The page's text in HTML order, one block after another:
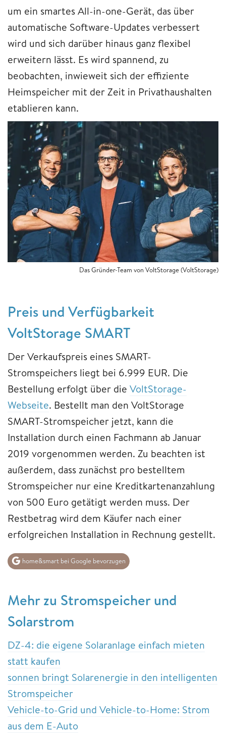
um ein smartes All-in-one-Gerät, das über
automatische Software-Updates verbessert
wird und sich darüber hinaus ganz flexibel
erweitern lässt. Es wird spannend, zu
beobachten, inwieweit sich der effiziente
Heimspeicher mit der Zeit in Privathaushalten
etablieren kann.
Das Gründer-Team von VoltStorage (VoltStorage)
Preis und Verfügbarkeit
VoltStorage SMART
Der Verkaufspreis eines SMART-
Stromspeichers liegt bei 6.999 EUR. Die
Bestellung erfolgt über die VoltStorage-
Webseite. Bestellt man den VoltStorage
SMART-Stromspeicher jetzt, kann die
Installation durch einen Fachmann ab Januar
2019 vorgenommen werden. Zu beachten ist
außerdem, dass zunächst pro bestelltem
Stromspeicher nur eine Kreditkartenanzahlung
von 500 Euro getätigt werden muss. Der
Restbetrag wird dem Käufer nach einer
erfolgreichen Installation in Rechnung gestellt.
home&smart bei Google bevorzugen
Mehr zu Stromspeicher und
Solarstrom
DZ-4: die eigene Solaranlage einfach mieten
statt kaufen
sonnen bringt Solarenergie in den intelligenten
Stromspeicher
Vehicle-to-Grid und Vehicle-to-Home: Strom
aus dem E-Auto